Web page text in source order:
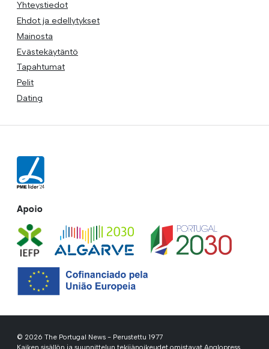
Yhteystiedot
Ehdot ja edellytykset
Mainosta
Evästekäytäntö
Tapahtumat
Pelit
Dating
Apoio
© 2026 The Portugal News - Perustettu 1977